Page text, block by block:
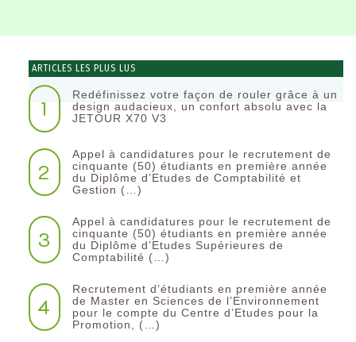
ARTICLES LES PLUS LUS
1
Redéfinissez votre façon de rouler grâce à un
design audacieux, un confort absolu avec la
JETOUR X70 V3
2
Appel à candidatures pour le recrutement de
cinquante (50) étudiants en première année
du Diplôme d’Etudes de Comptabilité et
Gestion (…)
3
Appel à candidatures pour le recrutement de
cinquante (50) étudiants en première année
du Diplôme d’Etudes Supérieures de
Comptabilité (…)
4
Recrutement d’étudiants en première année
de Master en Sciences de l’Environnement
pour le compte du Centre d’Etudes pour la
Promotion, (…)